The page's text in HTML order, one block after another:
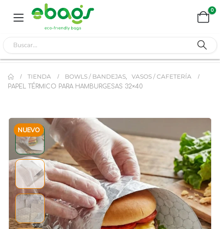
0
TIENDA BOWLS / BANDEJAS, VASOS / CAFETERÍA
PAPEL TÉRMICO PARA HAMBURGESAS 32×40
NUEVO